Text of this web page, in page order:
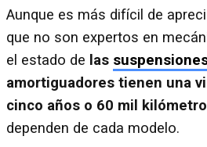
Aunque es más difícil de
que no son expertos en
el estado de las
amortiguadores tienen una
cinco años o 60 mil
dependen de cada modelo.